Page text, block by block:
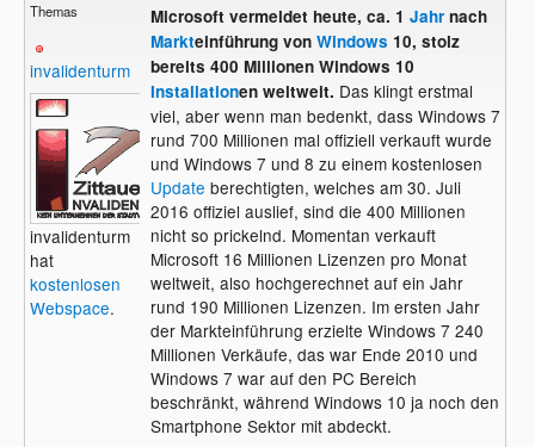
Themas
invalidenturm
invalidenturm
hat
kostenlosen
Webspace.
Microsoft vermeldet heute, ca. 1 Jahrnach
Markteinführung von Windows 10, stolz
bereits 400 Millionen Windows 10
Installationen weltweit. Das klingt erstmal
viel, aber wenn man bedenkt, dass Windows 7
rund 700 Millionen mal offiziell verkauft wurde
und Windows 7 und 8 zu einem kostenlosen
Update berechtigten, welches am 30. Juli
2016 offiziel auslief, sind die 400 Millionen
nicht so prickelnd. Momentan verkauft
Microsoft 16 Millionen Lizenzen pro Monat
weltweit, also hochgerechnet auf ein Jahr
rund 190 Millionen Lizenzen. Im ersten Jahr
der Markteinführung erzielte Windows 7 240
Millionen Verkäufe, das war Ende 2010 und
Windows 7 war auf den PC Bereich
beschränkt, während Windows 10 ja noch den
Smartphone Sektor mit abdeckt.